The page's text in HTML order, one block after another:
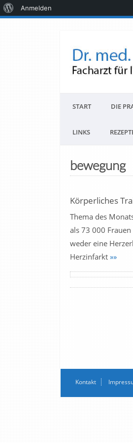
Anmelden
START DIE
LINKS
bewegung
Körperliches
Thema des
als 73 000
weder eine
Herzinfarkt »»
Kontakt